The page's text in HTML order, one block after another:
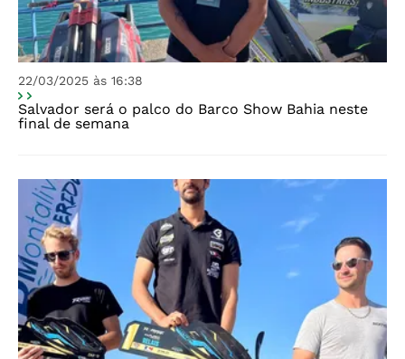
22/03/2025 às 16:38
Salvador será o palco do Barco Show Bahia neste
final de semana